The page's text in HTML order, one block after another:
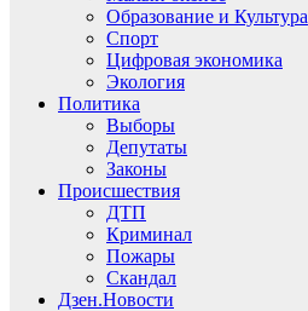
Образование и Культура
Спорт
Цифровая экономика
Экология
Политика
Выборы
Депутаты
Законы
Происшествия
ДТП
Криминал
Пожары
Скандал
Дзен.Новости